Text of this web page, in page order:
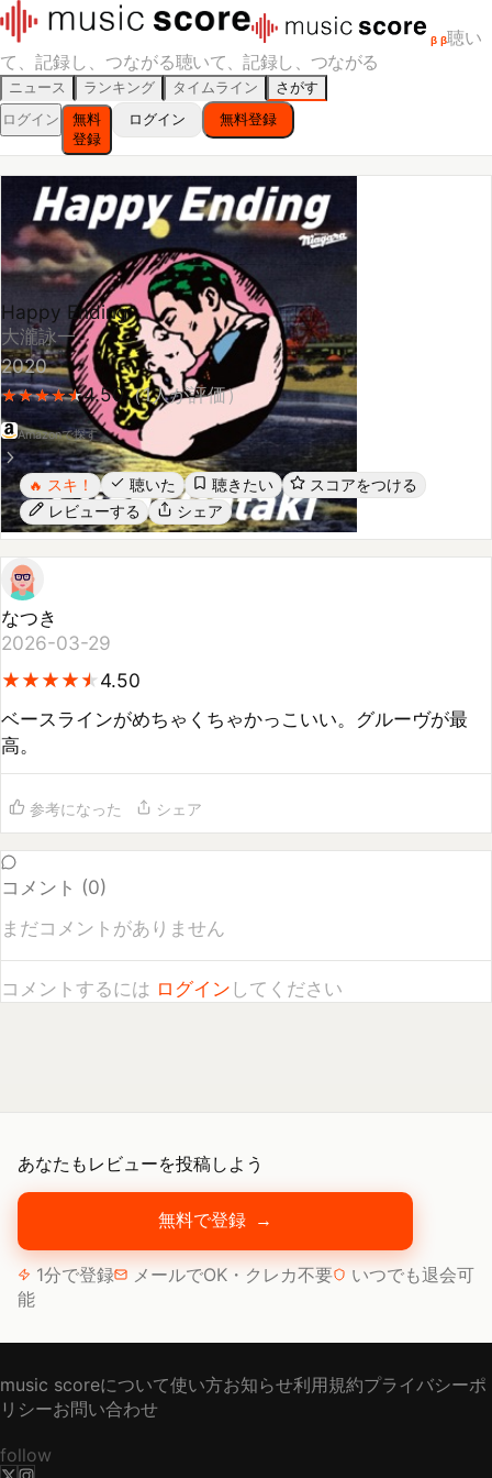
β β聴い
て、記録し、つながる聴いて、記録し、つながる
ニュース ランキング タイムライン
さがす
ログイン
無料
登録
ログイン 無料登録
Happy Ending
大瀧詠一
2020
★
★★
★★
★★
★★
★4.50（1人が評価）
Amazonで探す
🔥 スキ！ 聴いた 聴きたい
スコアをつける
レビューする
シェア
なつき
2026-03-29
★
★ ★
★ ★
★
高。
参考になった
コメント (0
まだコメントがありません
あなたもレビューを投稿しよう
無料で登録 →
1分で登録 メールでOK・クレカ不要
いつでも退会可
能
music scoreについて使い方お知らせ利用規約プライバシーポ
リシーお問い合わせ
follow